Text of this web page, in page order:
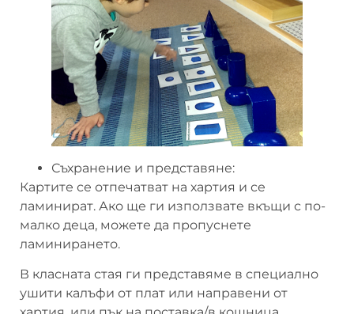
Съхранение и представяне:
Картите се отпечатват на хартия и се
ламинират. Ако ще ги използвате вкъщи с по-
малко деца, можете да пропуснете
ламинирането.
В класната стая ги представяме в специално
ушити калъфи от плат или направени от